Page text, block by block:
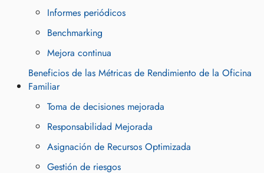
Informes periódicos
Benchmarking
Mejora continua
Beneficios de las Métricas de Rendimiento de la Oficina
Familiar
Toma de decisiones mejorada
Responsabilidad Mejorada
Asignación de Recursos Optimizada
Gestión de riesgos